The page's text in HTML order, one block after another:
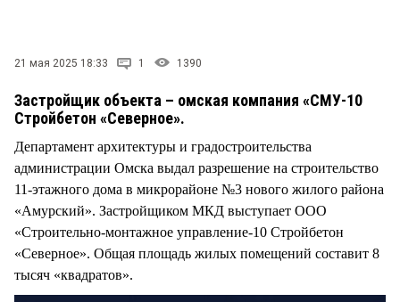
21 мая 2025 18:33 1 1390
Застройщик объекта – омская компания «СМУ-10
Стройбетон «Северное».
Департамент архитектуры и градостроительства
администрации Омска выдал разрешение на строительство
11-этажного дома в микрорайоне №3 нового жилого района
«Амурский». Застройщиком МКД выступает ООО
«Строительно-монтажное управление-10 Стройбетон
«Северное». Общая площадь жилых помещений составит 8
тысяч «квадратов».